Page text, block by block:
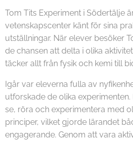
Tom Tits Experiment i Södertälje
vetenskapscenter känt för sina
utställningar. När elever besöker
de chansen att delta i olika
täcker allt från fysik och kemi till
Igår var eleverna fulla av
utforskade de olika
se, röra och experimentera med
principer, vilket gjorde lärandet
engagerande. Genom att vara